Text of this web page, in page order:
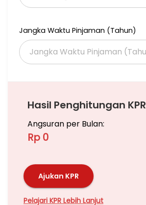
Jangka Waktu Pinjaman (Tahun)
Hasil Penghitungan KPR
Angsuran per Bulan:
Rp 0
Ajukan KPR
Pelajari KPR Lebih Lanjut